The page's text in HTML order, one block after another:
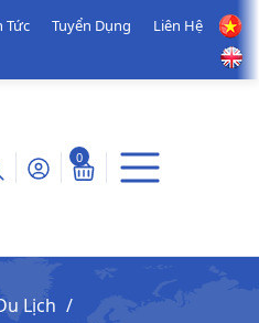
Tức Tuyển Dụng Liên Hệ
0
Lịch